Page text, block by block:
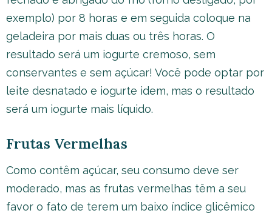
exemplo) por 8 horas e em seguida coloque na
geladeira por mais duas ou três horas. O
resultado será um iogurte cremoso, sem
conservantes e sem açúcar! Você pode optar por
leite desnatado e iogurte idem, mas o resultado
será um iogurte mais líquido.
Frutas Vermelhas
Como contêm açúcar, seu consumo deve ser
moderado, mas as frutas vermelhas têm a seu
favor o fato de terem um baixo índice glicêmico